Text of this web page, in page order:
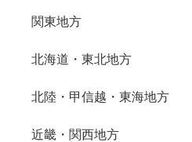
関東地方
北海道・東北地方
北陸・甲信越・東海地方
近畿・関西地方